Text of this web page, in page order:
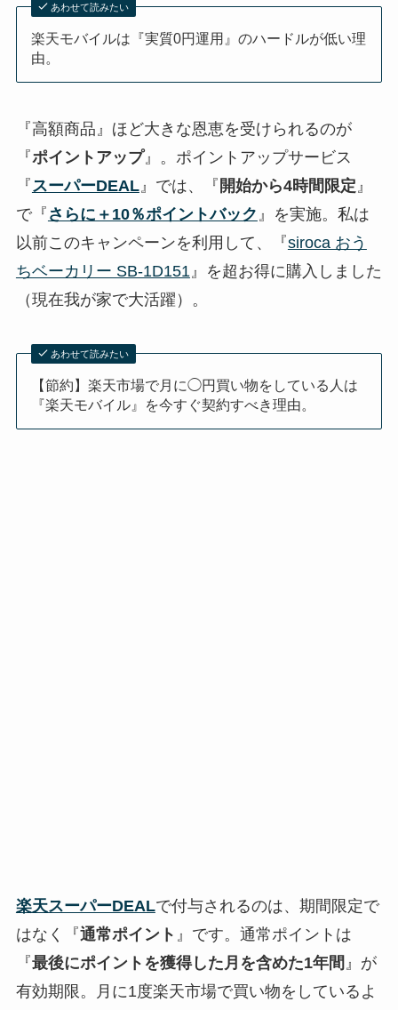
あわせて読みたい
楽天モバイルは『実質0円運用』のハードルが低い理
由。
『高額商品』ほど大きな恩恵を受けられるのが
『ポイントアップ』。ポイントアップサービス
『 スーパーDEAL』では、『 開始から4時間限定 』
で『 さらに＋10％ポイントバック 』を実施。私は
以前このキャンペーンを利用して、『siroca おう
ちベーカリー SB-1D151 』を超お得に購入しました
（現在我が家で大活躍）。
あわせて読みたい
【節約】楽天市場で月に◯円買い物をしている人は
『楽天モバイル』を今すぐ契約すべき理由。
楽天スーパーDEALで付与されるのは、期間限定で
はなく『通常ポイント 』です。通常ポイントは
『最後にポイントを獲得した月を含めた1年間 』が
有効期限。月に1度楽天市場で買い物をしているよ